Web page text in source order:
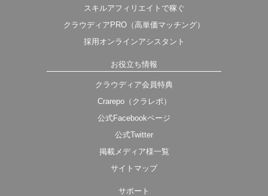
スキルアフィリエイトで稼ぐ
クラウディアPRO（高単価マッチング）
採用オンラインアシスタント
お役立ち情報
クラウディア会員特典
Crarepo（クラレポ）
公式Facebookページ
公式Twitter
掲載メディア様一覧
サイトマップ
サポート